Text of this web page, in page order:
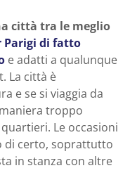
città tra le meglio
Parigi di fatto
e adatti a qualunque
La città è
e se si viaggia da
troppo
Le occasioni
di certo, soprattutto
in stanza con altre